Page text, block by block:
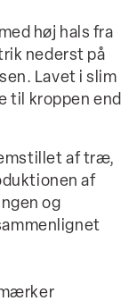
høj hals fra
nederst på
Lavet i slim
til kroppen end
af træ,
af
og